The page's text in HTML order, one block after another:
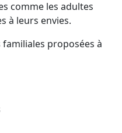
comme les adultes
à leurs envies.
proposées à